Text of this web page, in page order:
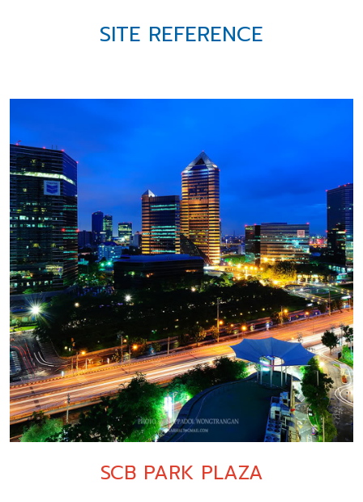
SITE REFERENCE
SCB PARK PLAZA